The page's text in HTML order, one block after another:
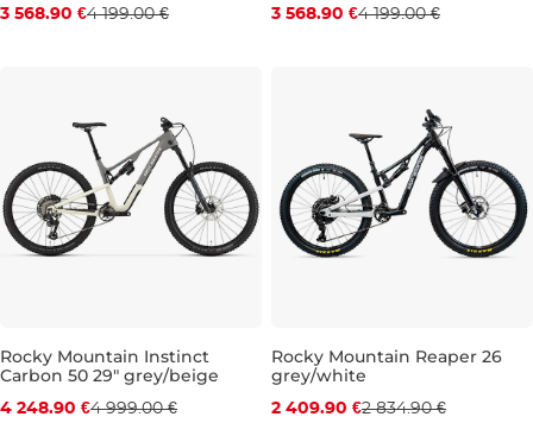
Darček
3 568.90 €4 199.00 € Darček
3 568.90 €4 199.00 €
Zľava -15 %
Darček
Rocky Mountain Instinct
Carbon 50 29" grey/beige
4 248.90 €4 999.00 €
Zľava -15 %
Rocky Mountain Reaper 26
grey/white
2 409.90 €2 834.90 €